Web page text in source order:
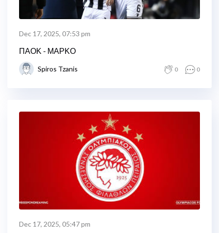
Dec 17, 2025, 07:53 pm
ΠΑΟΚ - ΜΑΡΚΟ
Spiros Tzanis 0 0
Dec 17, 2025, 05:47 pm